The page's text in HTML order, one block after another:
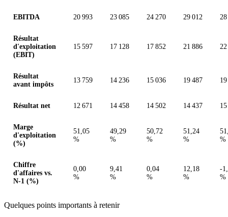
EBITDA 20 993 23 085 24 270 29 012
Résultat
d'exploitation
(EBIT)
15 597 17 128 17 852 21 886
Résultat
avant impôts
13 759 14 236 15 036 19 487
Résultat net 12 671 14 458 14 502 14 437
Marge
d'exploitation
(%)
51,05
%
49,29
%
50,72
%
51,24
%
%
Chiffre
d'affaires vs.
N-1 (%)
0,00
%
9,41
%
0,04
%
12,18
%
-
%
Quelques points importants à retenir